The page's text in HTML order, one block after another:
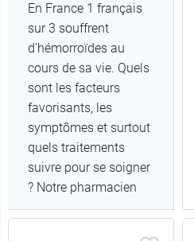
En France 1 français
sur 3 souffrent
d'hémorroïdes au
cours de sa vie. Quels
sont les facteurs
favorisants, les
symptômes et surtout
quels traitements
suivre pour se soigner
? Notre pharmacien
Samuel Rault fait le